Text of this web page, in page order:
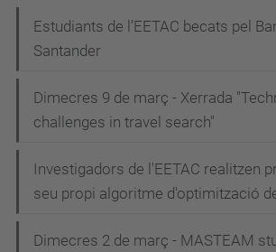
Estudiants de l’EETAC becats pel
Santander
Dimecres 9 de març - Xerrada
challenges in travel search"
Investigadors de l'EETAC realitzen
seu propi algoritme d'optimització
Dimecres 2 de març - MASTEAM